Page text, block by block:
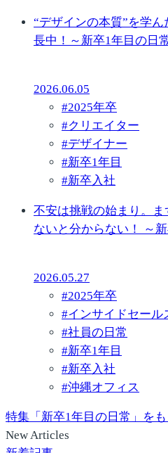
“デザインの本質”を学
長中！～新卒1年目の日
2026.06.05
#2025年卒
#クリエイター
#デザイナー
#新卒1年目
#新卒入社
不安は挑戦の始まり。
ないと分からない！ ～
2026.05.27
#2025年卒
#インサイドセール
#社員の日常
#新卒1年目
#新卒入社
#沖縄オフィス
特集「新卒1年目の日常」を
New Articles